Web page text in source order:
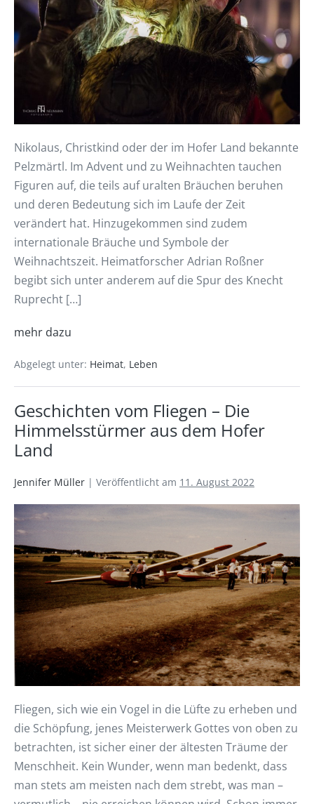
Nikolaus, Christkind oder der im Hofer Land bekannte
Pelzmärtl. Im Advent und zu Weihnachten tauchen
Figuren auf, die teils auf uralten Bräuchen beruhen
und deren Bedeutung sich im Laufe der Zeit
verändert hat. Hinzugekommen sind zudem
internationale Bräuche und Symbole der
Weihnachtszeit. Heimatforscher Adrian Roßner
begibt sich unter anderem auf die Spur des Knecht
Ruprecht […]
mehr dazu
Abgelegt unter: Heimat, Leben
Geschichten vom Fliegen – Die
Himmelsstürmer aus dem Hofer
Land
Jennifer Müller | Veröffentlicht am 11. August 2022
Fliegen, sich wie ein Vogel in die Lüfte zu erheben und
die Schöpfung, jenes Meisterwerk Gottes von oben zu
betrachten, ist sicher einer der ältesten Träume der
Menschheit. Kein Wunder, wenn man bedenkt, dass
man stets am meisten nach dem strebt, was man –